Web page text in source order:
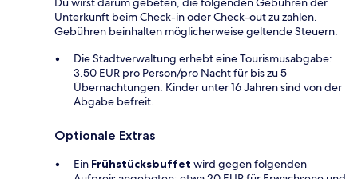
Unterkunft beim Check-in oder Check-out zu zahlen.
Gebühren beinhalten möglicherweise geltende Steuern:
Die Stadtverwaltung erhebt eine Tourismusabgabe:
3.50 EUR pro Person/pro Nacht für bis zu 5
Übernachtungen. Kinder unter 16 Jahren sind von der
Abgabe befreit.
Optionale Extras
Ein Frühstücksbuffet wird gegen folgenden